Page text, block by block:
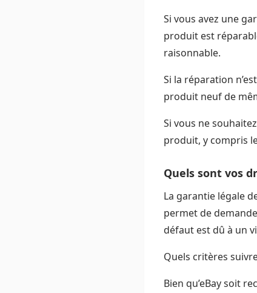
Si vous avez une
produit est
raisonnable.
Si la réparation
produit neuf de
Si vous ne
produit, y compris
Quels sont vos
La garantie légale
permet de
défaut est dû à un
Quels critères
Bien qu’eBay soit